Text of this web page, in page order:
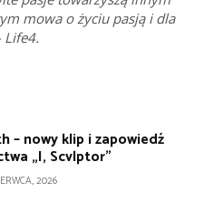
mowa o życiu pasją i dla
Life4.
– nowy klip i zapowiedź
„I, Scvlptor”
2026